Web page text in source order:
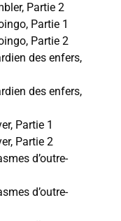
Partie 2
Partie 1
Partie 2
des enfers,
des enfers,
Partie 1
Partie 2
d’outre-
d’outre-